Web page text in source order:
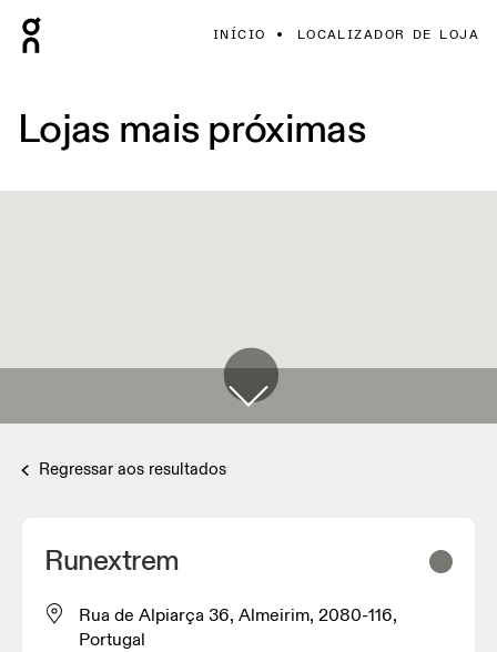
INÍCIO LOCALIZADOR DE LOJA
Lojas mais próximas
Regressar aos resultados
Runextrem
Rua de Alpiarça 36, Almeirim, 2080-116,
Portugal